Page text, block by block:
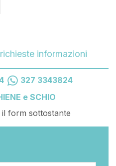
informazioni
327 3343824
e SCHIO
form sottostante